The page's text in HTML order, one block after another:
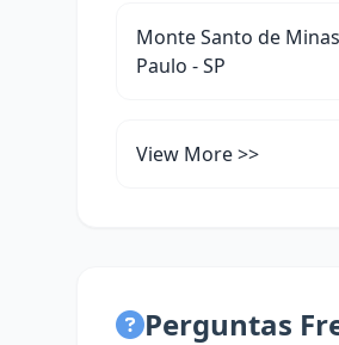
Monte Santo de
Paulo - SP
View More >>
Perguntas